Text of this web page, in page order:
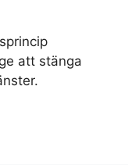
att stänga